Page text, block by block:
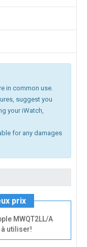
in common use.
suggest you
your iWatch,
for any damages
prix
MWQT2LL/A
utiliser!